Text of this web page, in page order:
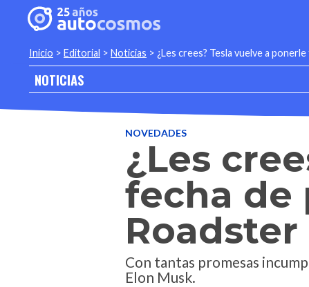
Inicio > Editorial > Noticias > ¿Les crees? Tesla vuelve a
NOTICIAS
NOVEDADES
¿Les
fecha de
Roadster
Con tantas promesas
Elon Musk.